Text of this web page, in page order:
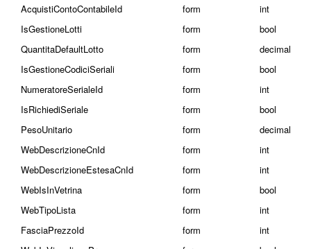
AcquistiContoContabileId
form
int
IsGestioneLotti
form
bool
QuantitaDefaultLotto
form
decimal
IsGestioneCodiciSeriali
form
bool
NumeratoreSerialeId
form
int
IsRichiediSeriale
form
bool
PesoUnitario
form
decimal
WebDescrizioneCnId
form
int
WebDescrizioneEstesaCnId
form
int
WebIsInVetrina
form
bool
WebTipoLista
form
int
FasciaPrezzoId
form
int